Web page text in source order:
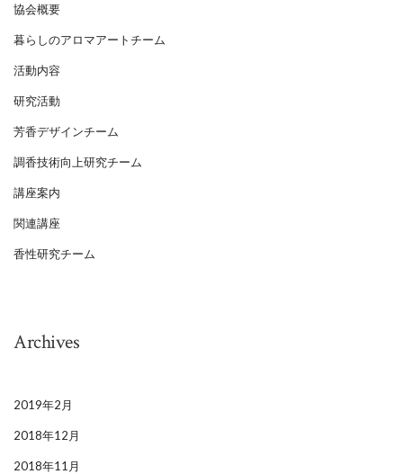
協会概要
暮らしのアロマアートチーム
活動内容
研究活動
芳香デザインチーム
調香技術向上研究チーム
講座案内
関連講座
香性研究チーム
Archives
2019年2月
2018年12月
2018年11月